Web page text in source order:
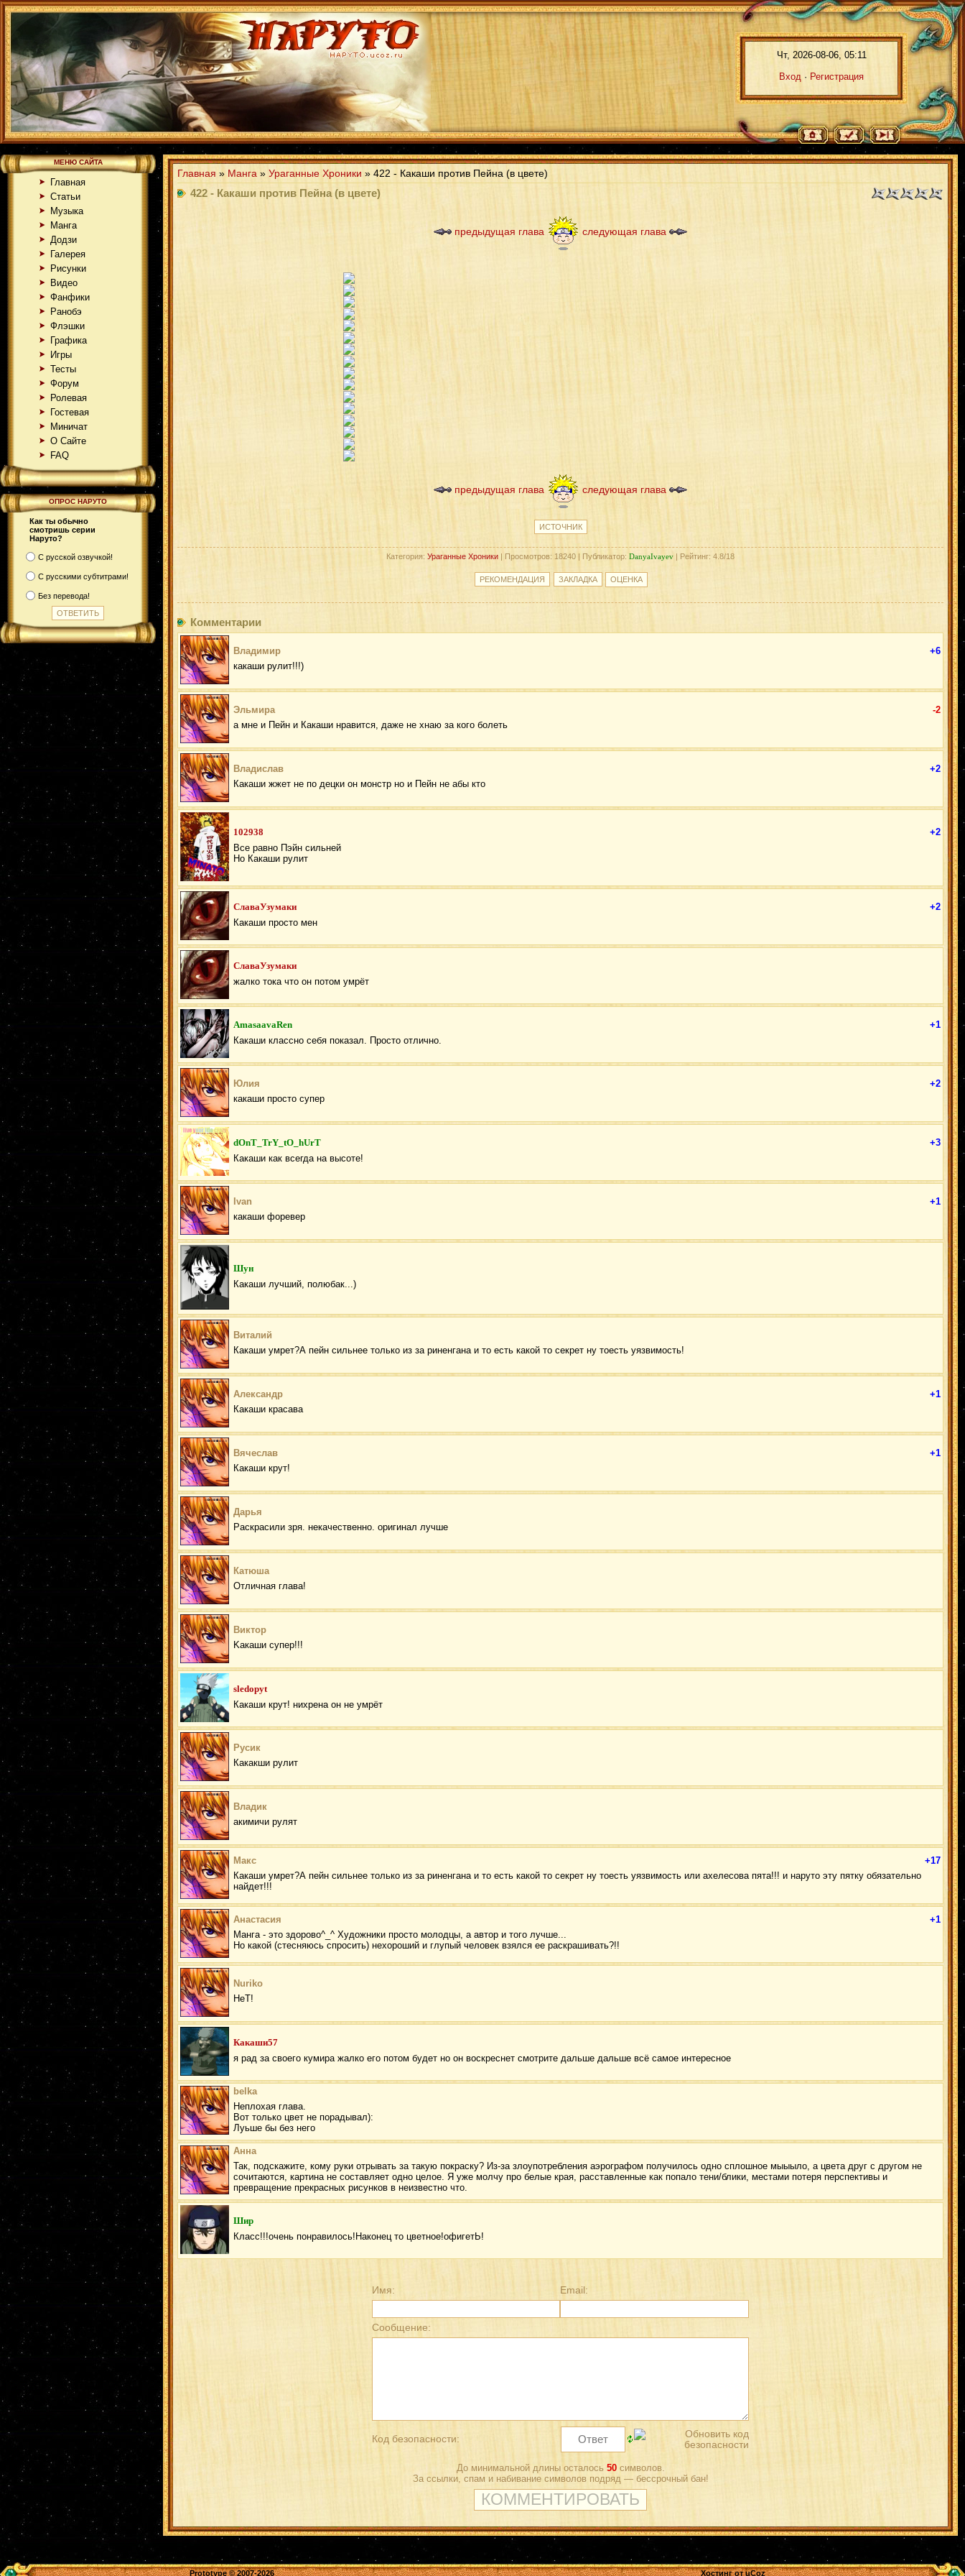
Чт, 2026-08-06, 05:11
Вход · Регистрация
МЕНЮ САЙТА
Главная
Статьи
Музыка
Манга
Додзи
Галерея
Рисунки
Видео
Фанфики
Ранобэ
Флэшки
Графика
Игры
Тесты
Форум
Ролевая
Гостевая
Миничат
О Сайте
FAQ
ОПРОС НАРУТО
Как ты обычно
смотришь серии
Наруто?
С русской озвучкой!
С русскими субтитрами!
Без перевода!
Главная » Манга » Ураганные Хроники » 422 - Какаши против Пейна (в цвете)
422 - Какаши против Пейна (в цвете)
предыдущая глава следующая глава
предыдущая глава следующая глава
ИСТОЧНИК
Категория: Ураганные Хроники | Просмотров: 18240 | Публикатор: DanyaIvayev | Рейтинг: 4.8/18
Комментарии
+6
Владимир
какаши рулит!!!)
-2
Эльмира
а мне и Пейн и Какаши нравится, даже не хнаю за кого болеть
+2
Владислав
Какаши жжет не по децки он монстр но и Пейн не абы кто
+2
102938
Все равно Пэйн сильней
Но Какаши рулит
+2
СлаваУзумаки
Какаши просто мен
СлаваУзумаки
жалко тока что он потом умрёт
+1
AmasaavaRen
Какаши классно себя показал. Просто отлично.
+2
Юлия
какаши просто супер
+3
dOnT_TrY_tO_hUrT
Какаши как всегда на высоте!
+1
Ivan
какаши форевер
Шун
Какаши лучший, полюбак...)
Виталий
Какаши умрет?А пейн сильнее только из за риненгана и то есть какой то секрет ну тоесть уязвимость!
+1
Александр
Какаши красава
+1
Вячеслав
Какаши крут!
Дарья
Раскрасили зря. некачественно. оригинал лучше
Катюша
Отличная глава!
Виктор
Kакаши супер!!!
sledopyt
Какаши крут! нихрена он не умрёт
Русик
Какакши рулит
Владик
акимичи рулят
+17
Макс
Какаши умрет?А пейн сильнее только из за риненгана и то есть какой то секрет ну тоесть уязвимость или ахелесова пята!!! и наруто эту пятку обязательно
найдет!!!
+1
Анастасия
Манга - это здорово^_^ Художники просто молодцы, а автор и того лучше...
Но какой (стесняюсь спросить) нехороший и глупый человек взялся ее раскрашивать?!!
Nuriko
НеТ!
Какаши57
я рад за своего кумира жалко его потом будет но он воскреснет смотрите дальше дальше всё самое интересное
belka
Неплохая глава.
Вот только цвет не порадывал):
Луьше бы без него
Анна
Так, подскажите, кому руки отрывать за такую покраску? Из-за злоупотребления аэрографом получилось одно сплошное мыыыло, а цвета друг с другом не
сочитаются, картина не составляет одно целое. Я уже молчу про белые края, расставленные как попало тени/блики, местами потеря перспективы и
превращение прекрасных рисунков в неизвестно что.
Шир
Класс!!!очень понравилось!Наконец то цветное!офигетЬ!
Имя: Email:
Сообщение:
Код безопасности:
До минимальной длины осталось 50символов.
За ссылки, спам и набивание символов подряд — бессрочный бан!
Prototype© 2007-2026 Хостинг отuCoz